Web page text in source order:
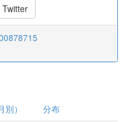
Twitter
） 分布